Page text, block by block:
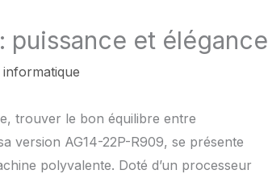
puissance et élégance
trouver le bon équilibre entre
version AG14-22P-R909, se présente
polyvalente. Doté d’un processeur